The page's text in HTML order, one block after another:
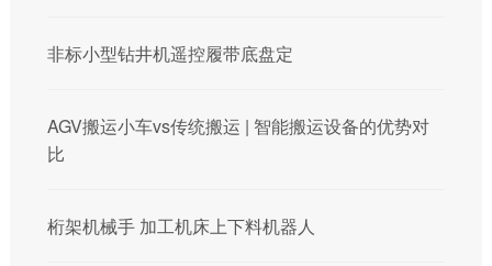
非标小型钻井机遥控履带底盘定
AGV搬运小车vs传统搬运 | 智能搬运设备的优势对
比
桁架机械手 加工机床上下料机器人